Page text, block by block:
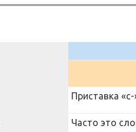
Приставка
Часто это